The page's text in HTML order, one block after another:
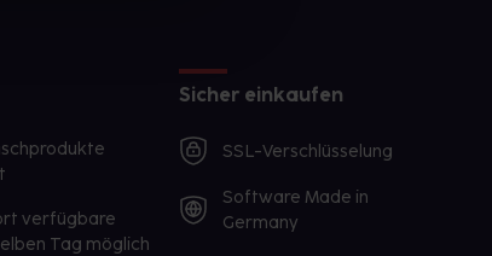
verfügbare
Tag möglich
Sicher einkaufen
SSL-Verschlüsselung
Software Made in
Germany